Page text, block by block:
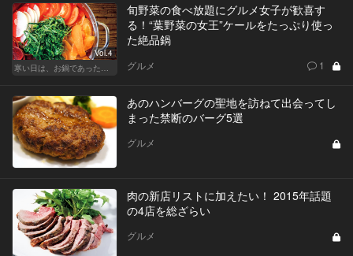
Vol.4
旬野菜の食べ放題にグルメ女子が歓喜す
る！“葉野菜の女王”ケールをたっぷり使っ
た絶品鍋
グルメ 1
あのハンバーグの聖地を訪ねて出会ってし
まった禁断のバーグ5選
グルメ
肉の新店リストに加えたい！ 2015年話題
の4店を総ざらい
グルメ